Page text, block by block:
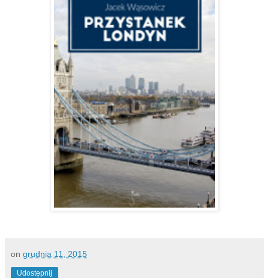
on grudnia 11, 2015
Udostępnij